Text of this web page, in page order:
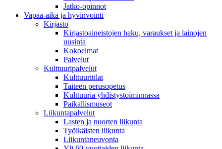
Jatko-opinnot
Vapaa-aika ja hyvinvointi
Kirjasto
Kirjastoaineistojen haku, varaukset ja lainojen
uusinta
Kokoelmat
Palvelut
Kulttuuripalvelut
Kulttuuritilat
Taiteen perusopetus
Kulttuuria yhdistystoiminnassa
Paikallismuseot
Liikuntapalvelut
Lasten ja nuorten liikunta
Työikäisten liikunta
Liikuntaneuvonta